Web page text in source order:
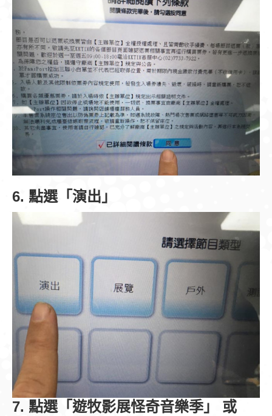
6. 點選「演出」
7. 點選「遊牧影展怪奇音樂季」 或